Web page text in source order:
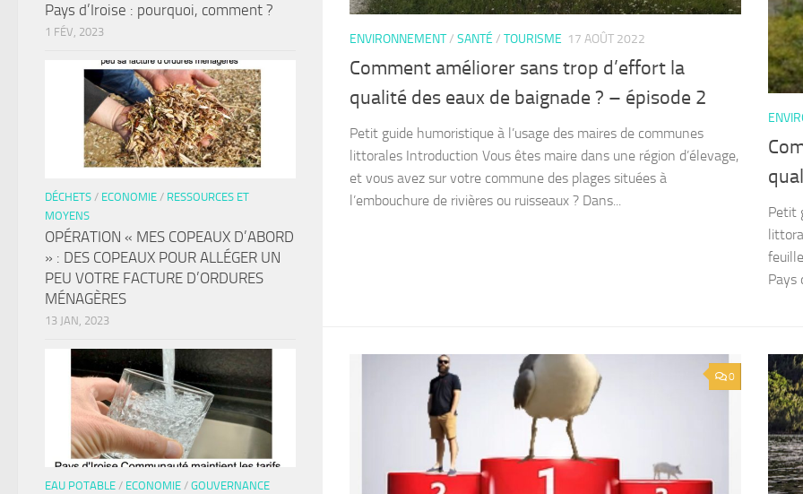
ENVIRONNEMENT/ SANTÉ / TOURISME 17 AOÛT 2022
Comment améliorer sans trop d’effort la
qualité des eaux de baignade ? – épisode 2
Petit guide humoristique à l’usage des maires de communes
littorales Introduction Vous êtes maire dans une région d’élevage,
et vous avez sur votre commune des plages situées à
l’embouchure de rivières ou ruisseaux ? Dans...
Petit
Pays
0
Pays d’Iroise : pourquoi, comment ?
1 FÉV, 2023
DÉCHETS / ECONOMIE / RESSOURCES ET
MOYENS
OPÉRATION « MES COPEAUX D’ABORD
» : DES COPEAUX POUR ALLÉGER UN
PEU VOTRE FACTURE D’ORDURES
MÉNAGÈRES
13 JAN, 2023
EAU POTABLE / ECONOMIE / GOUVERNANCE